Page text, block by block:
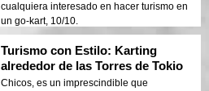
cualquiera interesado en hacer turismo en
un go-kart, 10/10.
Turismo con Estilo: Karting
alrededor de las Torres de Tokio
Chicos, es un imprescindible que